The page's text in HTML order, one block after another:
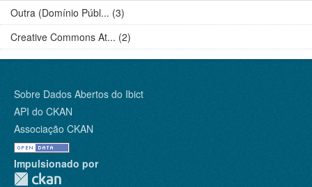
Outra (Domínio Públ... (3)
Creative Commons At... (2)
Sobre Dados Abertos do Ibict
API do CKAN
Associação CKAN
Impulsionado por